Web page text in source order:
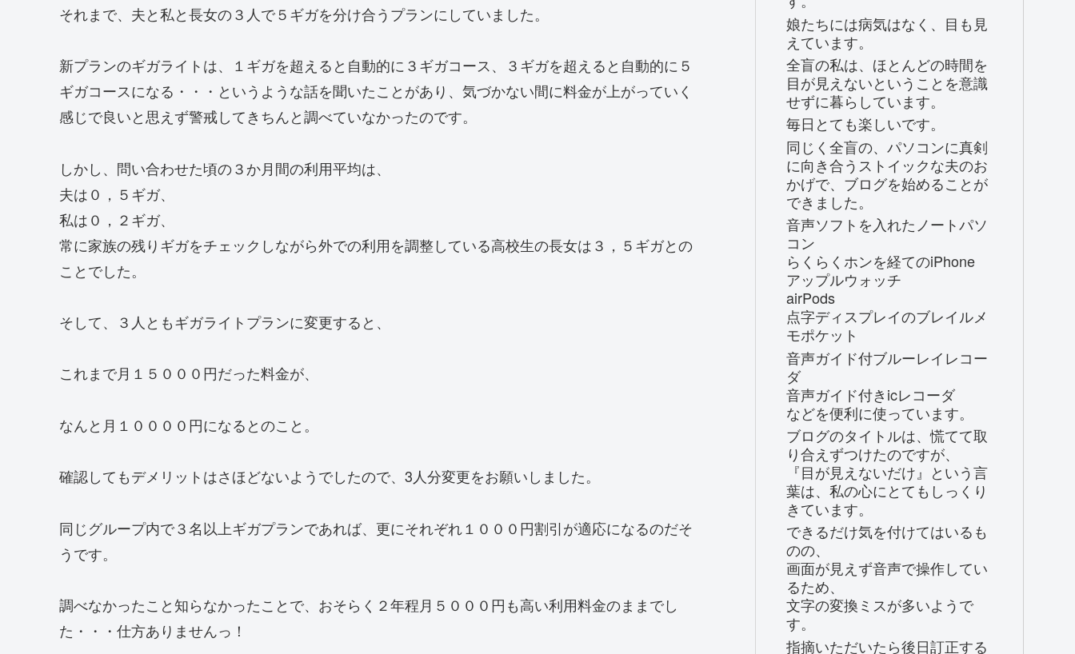
それまで、夫と私と長女の３人で５ギガを分け合うプランにしていました。
新プランのギガライトは、１ギガを超えると自動的に３ギガコース、３ギガを超えると自動的に５
ギガコースになる・・・というような話を聞いたことがあり、気づかない間に料金が上がっていく
感じで良いと思えず警戒してきちんと調べていなかったのです。
しかし、問い合わせた頃の３か月間の利用平均は、
夫は０，５ギガ、
私は０，２ギガ、
常に家族の残りギガをチェックしながら外での利用を調整している高校生の長女は３，５ギガとの
ことでした。
そして、３人ともギガライトプランに変更すると、
これまで月１５０００円だった料金が、
なんと月１００００円になるとのこと。
確認してもデメリットはさほどないようでしたので、3人分変更をお願いしました。
同じグループ内で３名以上ギガプランであれば、更にそれぞれ１０００円割引が適応になるのだそ
うです。
調べなかったこと知らなかったことで、おそらく２年程月５０００円も高い利用料金のままでし
た・・・仕方ありませんっ！
娘たちには病気はなく、目も見
えています。
全盲の私は、ほとんどの時間を
目が見えないということを意識
せずに暮らしています。
毎日とても楽しいです。
同じく全盲の、パソコンに真剣
に向き合うストイックな夫のお
かげで、ブログを始めることが
できました。
音声ソフトを入れたノートパソ
コン
らくらくホンを経てのiPhone
アップルウォッチ
airPods
点字ディスプレイのブレイルメ
モポケット
音声ガイド付ブルーレイレコー
ダ
音声ガイド付きicレコーダ
などを便利に使っています。
ブログのタイトルは、慌てて取
り合えずつけたのですが、
『目が見えないだけ』という言
葉は、私の心にとてもしっくり
きています。
できるだけ気を付けてはいるも
のの、
画面が見えず音声で操作してい
るため、
文字の変換ミスが多いようで
す。
指摘いただいたら後日訂正する